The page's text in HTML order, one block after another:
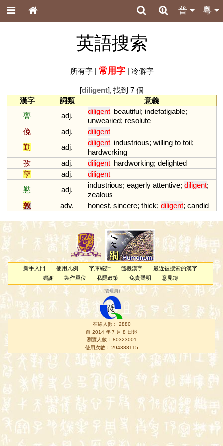
粵
普
英語搜索
所有字| 常用字| 冷僻字
[diligent], 找到 7 個
漢字
詞類
意義
亹
adj.
diligent; beautiful; indefatigable;
unwearied; resolute
俛
adj.
diligent
勤
adj.
diligent; industrious; willing to toil;
hardworking
孜
adj. diligent, hardworking; delighted
孳
adj.
diligent
懃
adj.
industrious; eagerly attentive; diligent;
zealous
敦
adv. honest, sincere; thick; diligent; candid
新手入門 使用凡例 字庫統計 隨機漢字
最近被搜索的漢字
鳴謝
製作單位 私隱政策 免責聲明 意見簿
（管理員 ）
在線人數： 2880
自 2014 年 7 月 8 日起
瀏覽人數： 80323001
使用次數： 294388115